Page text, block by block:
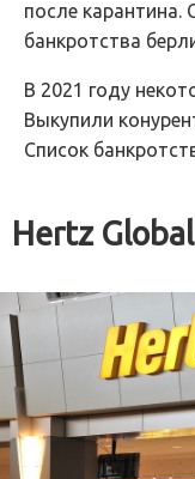
после карантина.
банкротства
В 2021 году
Выкупили
Список
Hertz